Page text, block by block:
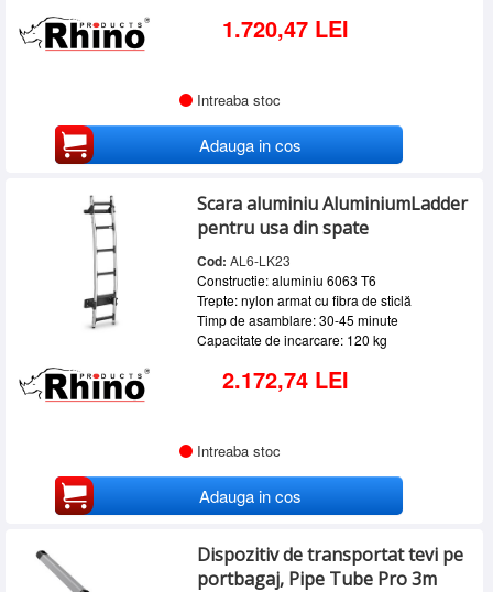
1.720,47 LEI
Intreaba stoc
Adauga in cos
Scara aluminiu AluminiumLadder
pentru usa din spate
Cod: AL6-LK23
Constructie: aluminiu 6063 T6
Trepte: nylon armat cu fibra de sticlă
Timp de asamblare: 30-45 minute
Capacitate de incarcare: 120 kg
2.172,74 LEI
Intreaba stoc
Adauga in cos
Dispozitiv de transportat tevi pe
portbagaj, Pipe Tube Pro 3m